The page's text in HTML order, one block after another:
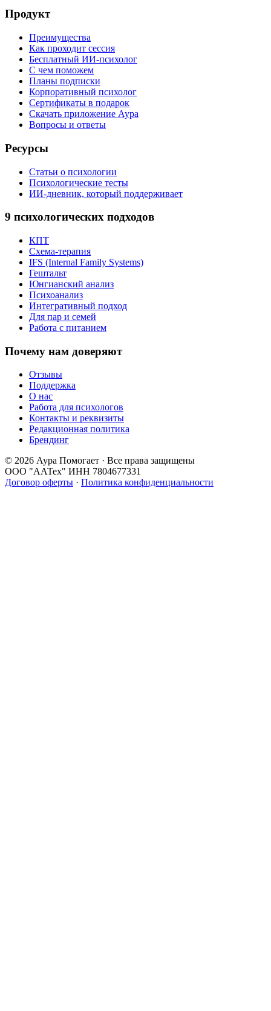
Продукт
Преимущества
Как проходит сессия
Бесплатный ИИ-психолог
С чем поможем
Планы подписки
Корпоративный психолог
Сертификаты в подарок
Скачать приложение Аура
Вопросы и ответы
Ресурсы
Статьи о психологии
Психологические тесты
ИИ-дневник, который поддерживает
9 психологических подходов
КПТ
Схема-терапия
IFS (Internal Family Systems)
Гештальт
Юнгианский анализ
Психоанализ
Интегративный подход
Для пар и семей
Работа с питанием
Почему нам доверяют
Отзывы
Поддержка
О нас
Работа для психологов
Контакты и реквизиты
Редакционная политика
Брендинг
© 2026 Аура Помогает · Все права защищены
ООО "ААТех" ИНН 7804677331
Договор оферты · Политика конфиденциальности